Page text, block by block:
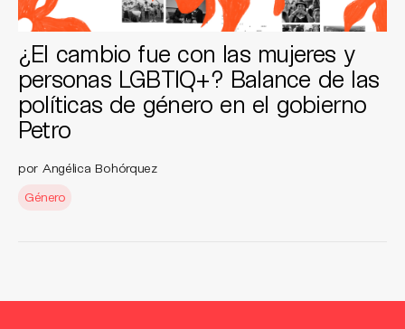
¿El cambio fue con las mujeres y
personas LGBTIQ+? Balance de las
políticas de género en el gobierno
Petro
por Angélica Bohórquez
Género